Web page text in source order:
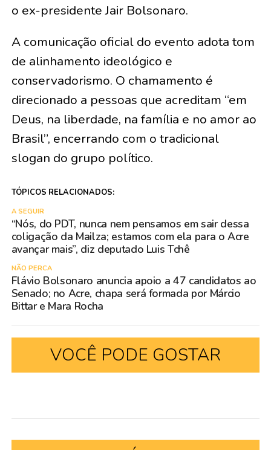
o ex-presidente Jair Bolsonaro.
A comunicação oficial do evento adota tom
de alinhamento ideológico e
conservadorismo. O chamamento é
direcionado a pessoas que acreditam “em
Deus, na liberdade, na família e no amor ao
Brasil”, encerrando com o tradicional
slogan do grupo político.
TÓPICOS RELACIONADOS:
A SEGUIR
“Nós, do PDT, nunca nem pensamos em sair dessa
coligação da Mailza; estamos com ela para o Acre
avançar mais”, diz deputado Luis Tchê
NÃO PERCA
Flávio Bolsonaro anuncia apoio a 47 candidatos ao
Senado; no Acre, chapa será formada por Márcio
Bittar e Mara Rocha
VOCÊ PODE GOSTAR